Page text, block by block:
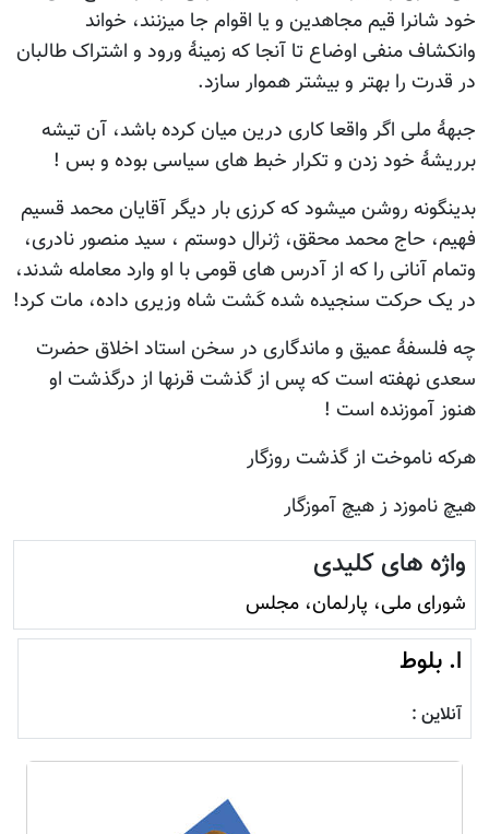
خود شانرا قیم مجاهدین و یا اقوام جا میزنند، خواند
وانکشاف منفی اوضاع تا آنجا که زمینۀ ورود و اشتراک طالبان
در قدرت را بهتر و بیشتر هموار سازد.
جبهۀ ملی اگر واقعا کاری درین میان کرده باشد، آن تیشه
برریشۀ خود زدن و تکرار خبط های سیاسی بوده و بس !
بدینگونه روشن میشود که کرزی بار دیگر آقایان محمد قسیم
فهیم، حاج محمد محقق، ژنرال دوستم ، سید منصور نادری،
وتمام آنانی را که از آدرس های قومی با او وارد معامله شدند،
در یک حرکت سنجیده شده کَشت شاه وزیری داده، مات کرد!
چه فلسفۀ عمیق و ماندگاری در سخن استاد اخلاق حضرت
سعدی نهفته است که پس از گذشت قرنها از درگذشت او
هنوز آموزنده است !
هرکه ناموخت از گذشت روزگار
هیچ ناموزد ز هیچ آموزگار
واژه های کلیدی
شورای ملی، پارلمان، مجلس
ا. بلوط
آنلاین :